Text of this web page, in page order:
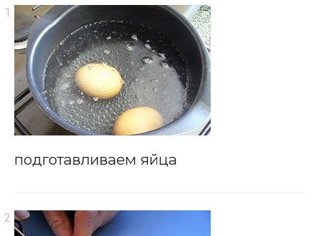
подготавливаем яйца